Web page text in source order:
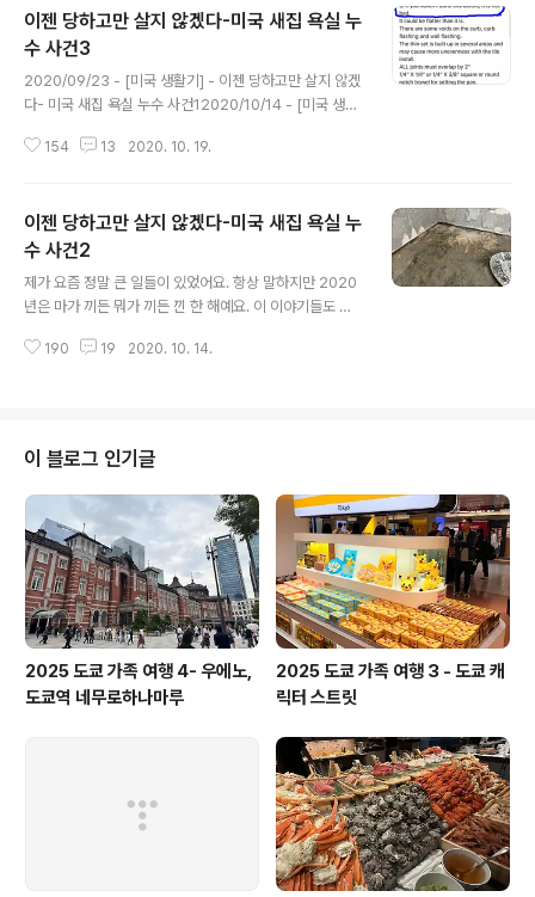
이젠 당하고만 살지 않겠다-미국 새집 욕실 누
수 사건3
2020/09/23 - [미국 생활기] - 이젠 당하고만 살지 않겠
다- 미국 새집 욕실 누수 사건12020/10/14 - [미국 생활
건2 그런데 그 사진을 본 담당자에게서 온 답장은... "이 시
지 않을 정도로 시공이 됐다는 의미! 잘하지 못한 것도 잘했
다고 오바육바 하며 칭찬하는 미국인의 특성을 볼 때 "나쁘
지 않아요" 라는 말은 결국 나쁘다는 말과 다름 없었어요.
방수가 되도록 잘 시공이 되었다면 적어도 "시공을 한번도
해 본 적이 없는것 치고는 괜찮게 했어요" 정도 라는 답이
왔어야 했죠. 그렇다고 하더라도 기뻐할 수는 ..
154 13 2020. 10. 19.
이젠 당하고만 살지 않겠다-미국 새집 욕실 누
수 사건2
제가 요즘 정말 큰 일들이 있었어요. 항상 말하지만 2020
년은 마가 끼든 뭐가 끼든 낀 한 해예요. 이 이야기들도 차
부쓰 누수 이야기로 돌아갑니다. 2020/09/23 - [미국 생
러자 정말 헐레벌떡 뛰어온 매니저!! 숨을 헐떡 거리며 눈
앞에 펼쳐진 곰팡내 나는 바닥을 보더니 머쓱해 하며 "확실
히 누수가 있었던 것 같군요" 똥을 꼭 찍어먹어 보고서야
똥인줄 안건지 똥을 된장이라고 우겨 볼려다가 결국 똥을
먹게 된건지는 매니저 본인만 알겠지만 이제 더이상은 제
가 매트를 젖..
190 19 2020. 10. 14.
이 블로그 인기글
2025 도쿄 가족 여행 4- 우에노,
도쿄역 네무로하나마루
2025 도쿄 가족 여행 3 - 도쿄 캐
릭터 스트릿